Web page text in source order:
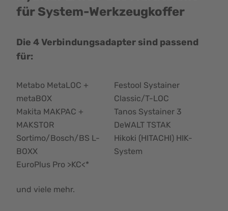
für System-Werkzeugkoffer
Die 4 Verbindungsadapter sind passend
für:
Metabo MetaLOC +
metaBOX
Makita MAKPAC +
MAKSTOR
Sortimo/Bosch/BS L-
BOXX
EuroPlus Pro >KC<*
Festool Systainer
Classic/T-LOC
Tanos Systainer 3
DeWALT TSTAK
Hikoki (HITACHI) HIK-
System
und viele mehr.